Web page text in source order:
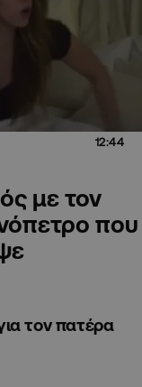
12:44
με τον
που
τον πατέρα